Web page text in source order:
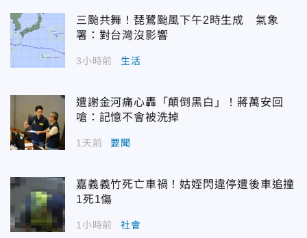
三颱共舞！琵鷺颱風下午2時生成 氣象
署：對台灣沒影響
3小時前 生活
遭謝金河痛心轟「顛倒黑白」！蔣萬安回
嗆：記憶不會被洗掉
1天前 要聞
嘉義義竹死亡車禍！姑姪閃違停遭後車追撞
1死1傷
1小時前 社會